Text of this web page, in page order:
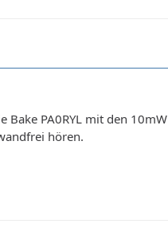
Bake PA0RYL mit den
hören.